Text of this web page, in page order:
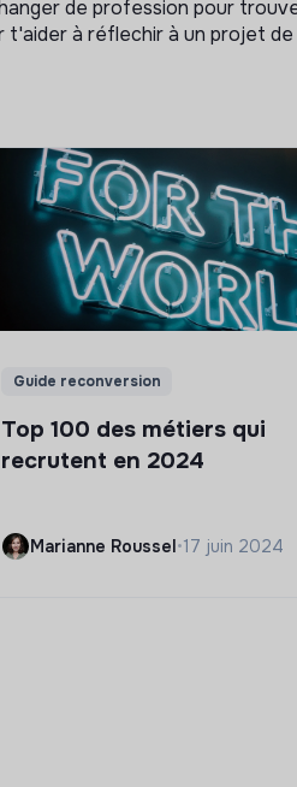
de profession pour
à réflechir à un projet
Guide reconversion
Top 100 des métiers qui
recrutent en 2024
Marianne Roussel•17 juin 2024